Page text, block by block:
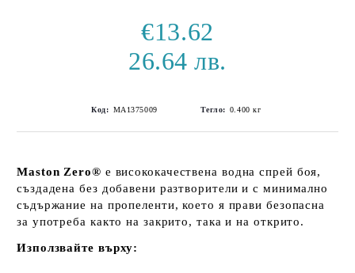
€13.62
26.64 лв.
Код: MA1375009 Тегло: 0.400 кг
Maston Zero® е висококачествена водна спрей боя,
създадена без добавени разтворители и с минимално
съдържание на пропеленти, което я прави безопасна
за употреба както на закрито, така и на открито.
Използвайте върху: